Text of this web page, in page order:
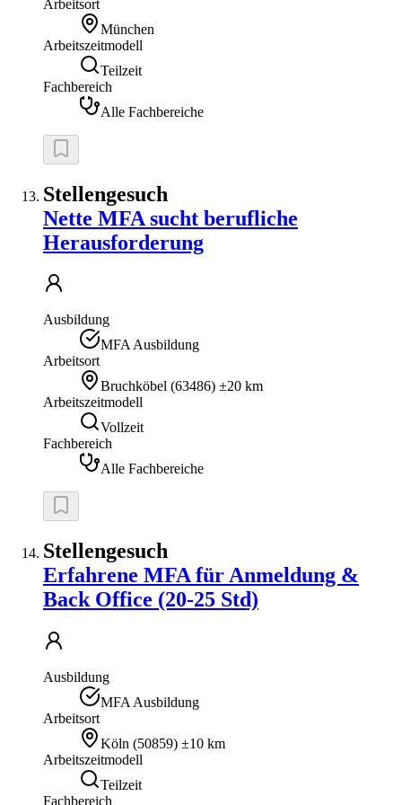
Arbeitsort
München
Arbeitszeitmodell
Teilzeit
Fachbereich
Alle Fachbereiche
Stellengesuch
Nette MFA sucht berufliche
Herausforderung
Ausbildung
MFA Ausbildung
Arbeitsort
Bruchköbel (63486) ±20 km
Arbeitszeitmodell
Vollzeit
Fachbereich
Alle Fachbereiche
Stellengesuch
Erfahrene MFA für Anmeldung &
Back Office (20-25 Std)
Ausbildung
MFA Ausbildung
Arbeitsort
Köln (50859) ±10 km
Arbeitszeitmodell
Teilzeit
Fachbereich